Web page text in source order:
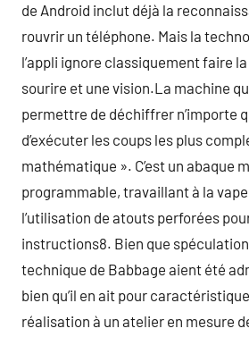
de Android inclut déjà la
rouvrir un téléphone. Mais la
l’appli ignore classiquement faire
sourire et une vision.La machine
permettre de déchiffrer n’importe
d’exécuter les coups les plus
mathématique ». C’est un abaque
programmable, travaillant à la
l’utilisation de atouts perforées
instructions8. Bien que
technique de Babbage aient été
bien qu’il en ait pour
réalisation à un atelier en mesure